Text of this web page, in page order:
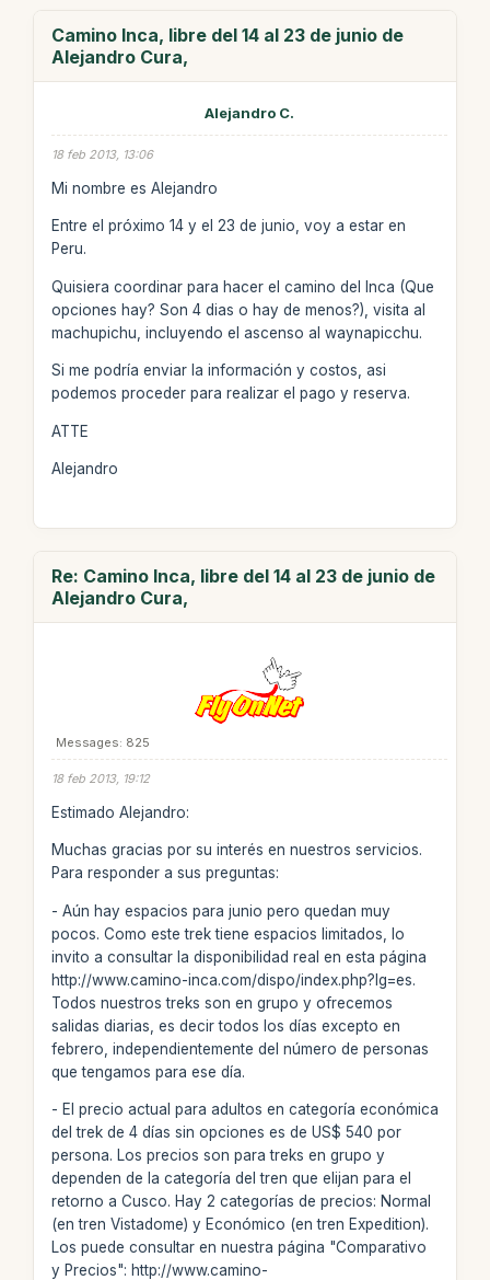
Camino Inca, libre del 14 al 23 de junio de
Alejandro Cura,
Alejandro C.
18 feb 2013, 13:06
Mi nombre es Alejandro
Entre el próximo 14 y el 23 de junio, voy a estar en
Peru.
Quisiera coordinar para hacer el camino del Inca (Que
opciones hay? Son 4 dias o hay de menos?), visita al
machupichu, incluyendo el ascenso al waynapicchu.
Si me podría enviar la información y costos, asi
podemos proceder para realizar el pago y reserva.
ATTE
Alejandro
Re: Camino Inca, libre del 14 al 23 de junio de
Alejandro Cura,
Messages: 825
18 feb 2013, 19:12
Estimado Alejandro:
Muchas gracias por su interés en nuestros servicios.
Para responder a sus preguntas:
- Aún hay espacios para junio pero quedan muy
pocos. Como este trek tiene espacios limitados, lo
invito a consultar la disponibilidad real en esta página
http://www.camino-inca.com/dispo/index.php?lg=es.
Todos nuestros treks son en grupo y ofrecemos
salidas diarias, es decir todos los días excepto en
febrero, independientemente del número de personas
que tengamos para ese día.
- El precio actual para adultos en categoría económica
del trek de 4 días sin opciones es de US$ 540 por
persona. Los precios son para treks en grupo y
dependen de la categoría del tren que elijan para el
retorno a Cusco. Hay 2 categorías de precios: Normal
(en tren Vistadome) y Económico (en tren Expedition).
Los puede consultar en nuestra página "Comparativo
y Precios": http://www.camino-